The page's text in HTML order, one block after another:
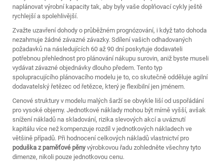
naplánovat výrobní kapacity tak, aby byly vaše doplňovací cykly ještě
rychlejší a spolehlivější.
Zvažte uzavření dohody o průběžném prognózování, i když tato dohoda
nezahrnuje žádné závazné závazky. Sdílení vašich odhadovaných
požadavků na následujících 60 až 90 dní poskytuje dodavateli
potřebnou přehlednost pro plánování nákupu surovin, aniž byste museli
vydávat závazné objednávky dlouho předem. Tento typ
spolupracujícího plánovacího modelu je to, co skutečně odděluje agilní
dodavatelský řetězec od řetězce, který je flexibilní jen jménem.
Cenové struktury v modelu malých šarží se obvykle liší od uspořádání
pro vysoké objemy. Jednotkové náklady mohou být mírně vyšší, avšak
snížení nákladů na skladování, rizika slevových akcí a uváznutí
kapitálu více než kompenzuje rozdíl v jednotkových nákladech ve
většině případů. Při hodnocení celkových nákladů vlastnictví pro
poduška z paměťové pěnyvýrobkovou řadu zohledněte všechny tyto
dimenze, nikoli pouze jednotkovou cenu.